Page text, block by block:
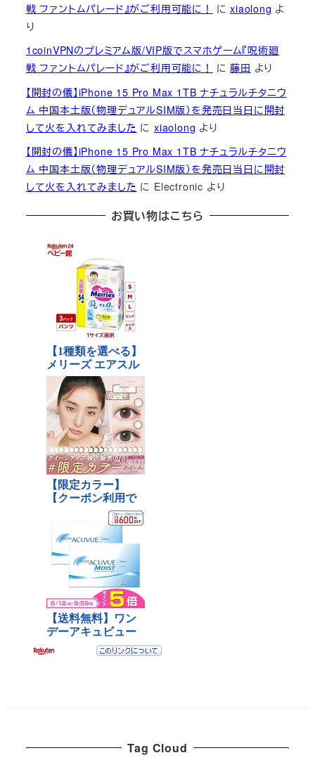
戦 ファントムパレード』がご利用可能に！
にxiaolong よ
り
1coinVPNのプレミアム版/VIP版でスマホゲーム『呪術廻
戦 ファントムパレード』がご利用可能に！
に藤田 より
【開封の儀】iPhone 15 Pro Max 1TB ナチュラルチタニウ
ム 中国本土版（物理デュアルSIM版）を発売日当日に開封
して火を入れてみました にxiaolong より
【開封の儀】iPhone 15 Pro Max 1TB ナチュラルチタニウ
ム 中国本土版（物理デュアルSIM版）を発売日当日に開封
して火を入れてみました に Electronic より
お買い物はこちら
Tag Cloud